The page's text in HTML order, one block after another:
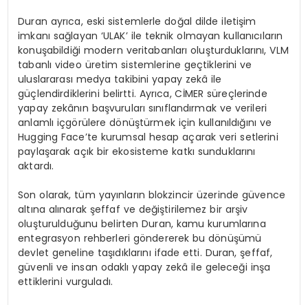
Duran ayrıca, eski sistemlerle doğal dilde iletişim
imkanı sağlayan ‘ULAK’ ile teknik olmayan kullanıcıların
konuşabildiği modern veritabanları oluşturduklarını, VLM
tabanlı video üretim sistemlerine geçtiklerini ve
uluslararası medya takibini yapay zekâ ile
güçlendirdiklerini belirtti. Ayrıca, CİMER süreçlerinde
yapay zekânın başvuruları sınıflandırmak ve verileri
anlamlı içgörülere dönüştürmek için kullanıldığını ve
Hugging Face’te kurumsal hesap açarak veri setlerini
paylaşarak açık bir ekosisteme katkı sunduklarını
aktardı.
Son olarak, tüm yayınların blokzincir üzerinde güvence
altına alınarak şeffaf ve değiştirilemez bir arşiv
oluşturulduğunu belirten Duran, kamu kurumlarına
entegrasyon rehberleri göndererek bu dönüşümü
devlet geneline taşıdıklarını ifade etti. Duran, şeffaf,
güvenli ve insan odaklı yapay zekâ ile geleceği inşa
ettiklerini vurguladı.